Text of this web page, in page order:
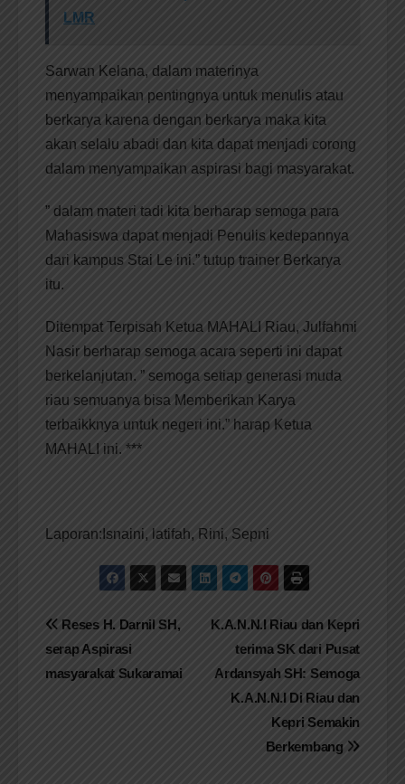
LMR
Sarwan Kelana, dalam materinya
menyampaikan pentingnya untuk menulis atau
berkarya karena dengan berkarya maka kita
akan selalu abadi dan kita dapat menjadi corong
dalam menyampaikan aspirasi bagi masyarakat.
” dalam materi tadi kita berharap semoga para
Mahasiswa dapat menjadi Penulis kedepannya
dari kampus Stai Le ini.” tutup trainer Berkarya
itu.
Ditempat Terpisah Ketua MAHALI Riau, Julfahmi
Nasir berharap semoga acara seperti ini dapat
berkelanjutan. ” semoga setiap generasi muda
riau semuanya bisa Memberikan Karya
terbaikknya untuk negeri ini.” harap Ketua
MAHALI ini. ***
Laporan:Isnaini, latifah, Rini, Sepni
Navigasi
pos
K.A.N.N.I Riau dan Kepri
terima SK dari Pusat
Ardansyah SH: Semoga
K.A.N.N.I Di Riau dan
Kepri Semakin
Berkembang
Reses H. Darnil SH,
serap Aspirasi
masyarakat Sukaramai